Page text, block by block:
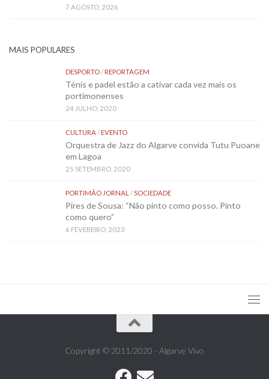
7 AGOSTO, 2026
MAIS POPULARES
DESPORTO/REPORTAGEM
Ténis e padel estão a cativar cada vez mais os
portimonenses
24 JULHO, 2020
CULTURA/EVENTO
Orquestra de Jazz do Algarve convida Tutu Puoane
em Lagoa
25 SETEMBRO, 2020
PORTIMÃO JORNAL /SOCIEDADE
Pires de Sousa: “Não pinto como posso. Pinto
como quero”
6 FEVEREIRO, 2023
Copyright © 2011/2020 - Algarve Vivo